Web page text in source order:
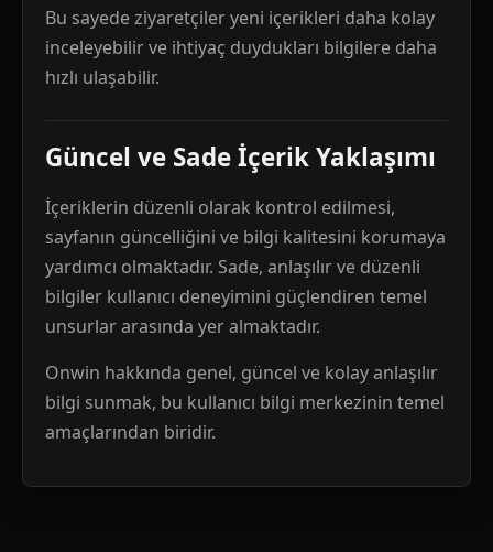
Bu sayede ziyaretçiler yeni içerikleri daha kolay
inceleyebilir ve ihtiyaç duydukları bilgilere daha
hızlı ulaşabilir.
Güncel ve Sade İçerik Yaklaşımı
İçeriklerin düzenli olarak kontrol edilmesi,
sayfanın güncelliğini ve bilgi kalitesini korumaya
yardımcı olmaktadır. Sade, anlaşılır ve düzenli
bilgiler kullanıcı deneyimini güçlendiren temel
unsurlar arasında yer almaktadır.
Onwin hakkında genel, güncel ve kolay anlaşılır
bilgi sunmak, bu kullanıcı bilgi merkezinin temel
amaçlarından biridir.